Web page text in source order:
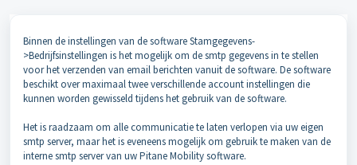
Binnen de instellingen van de software Stamgegevens-
>Bedrijfsinstellingen is het mogelijk om de smtp gegevens in te stellen
voor het verzenden van email berichten vanuit de software. De software
beschikt over maximaal twee verschillende account instellingen die
kunnen worden gewisseld tijdens het gebruik van de software.
Het is raadzaam om alle communicatie te laten verlopen via uw eigen
smtp server, maar het is eveneens mogelijk om gebruik te maken van de
interne smtp server van uw Pitane Mobility software.